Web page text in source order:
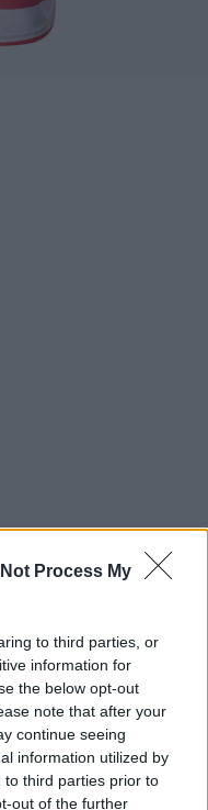
Process My
to third parties, or
information for
the below opt-out
note that after your
continue seeing
information utilized by
to third parties prior to
out of the further
Berlin 25-26 tem um
e vermelhas